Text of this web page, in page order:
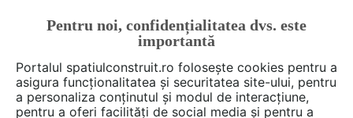
FĂ-ȚI CONT
CUM SE FACE
Pentru noi, confidențialitatea dvs. este
importantă
Portalul spatiulconstruit.ro folosește cookies pentru a
asigura funcționalitatea și securitatea site-ului, pentru
a personaliza conținutul și modul de interacțiune,
pentru a oferi facilități de social media și pentru a